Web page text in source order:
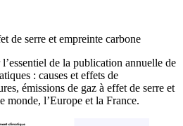
de serre et empreinte carbone
de la publication annuelle de
: causes et effets de
émissions de gaz à effet de serre et
monde, l’Europe et la France.